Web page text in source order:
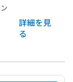
詳細を見
る